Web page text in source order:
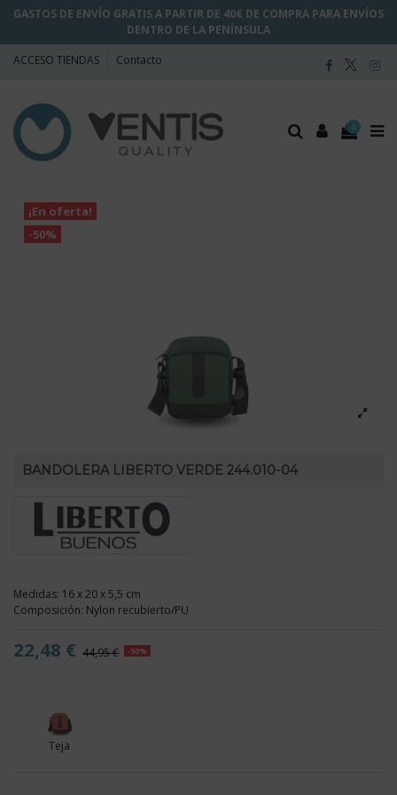
GASTOS DE ENVÍO GRATIS A PARTIR DE 40€ DE COMPRA PARA ENVÍOS
DENTRO DE LA PENÍNSULA
ACCESO TIENDAS Contacto
0
¡En oferta!
-50%
BANDOLERA LIBERTO VERDE 244.010-04
Medidas: 16 x 20 x 5,5 cm
Composición: Nylon recubierto/PU
22,48 € 44,95 € -50%
Teja